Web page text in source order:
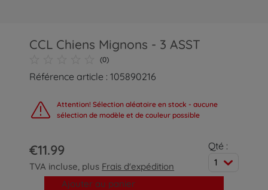
CCL Chiens Mignons - 3 ASST
(0)
Référence article : 105890216
Attention! Sélection aléatoire en stock - aucune
sélection de modèle et de couleur possible
€11.99
TVA incluse, plus Frais d'expédition
Qté :
1
Ajouter au panier